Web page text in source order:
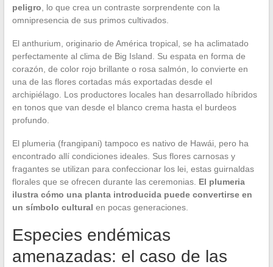
peligro , lo que crea un contraste sorprendente con la
omnipresencia de sus primos cultivados.
El anthurium, originario de América tropical, se ha aclimatado
perfectamente al clima de Big Island. Su espata en forma de
corazón, de color rojo brillante o rosa salmón, lo convierte en
una de las flores cortadas más exportadas desde el
archipiélago. Los productores locales han desarrollado híbridos
en tonos que van desde el blanco crema hasta el burdeos
profundo.
El plumeria (frangipani) tampoco es nativo de Hawái, pero ha
encontrado allí condiciones ideales. Sus flores carnosas y
fragantes se utilizan para confeccionar los lei, estas guirnaldas
florales que se ofrecen durante las ceremonias. El plumeria
ilustra cómo una planta introducida puede convertirse en
un símbolo cultural en pocas generaciones.
Especies endémicas
amenazadas: el caso de las